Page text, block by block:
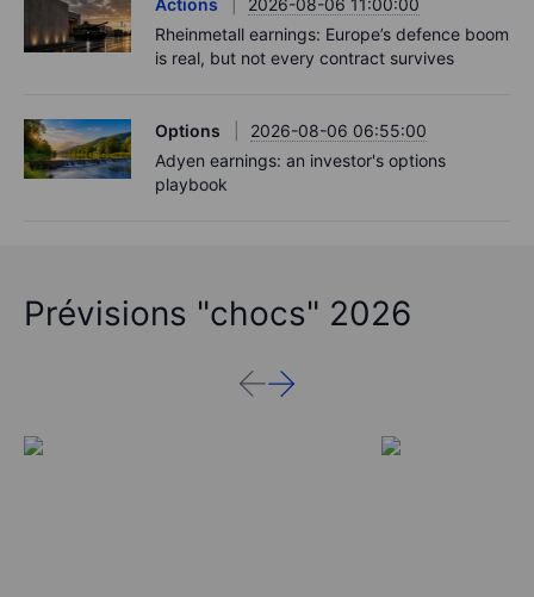
Rheinmetall earnings: Europe’s defence boom
is real, but not every contract survives
Options
2026-08-06 06:55:00
Adyen earnings: an investor's options
playbook
Prévisions "chocs" 2026